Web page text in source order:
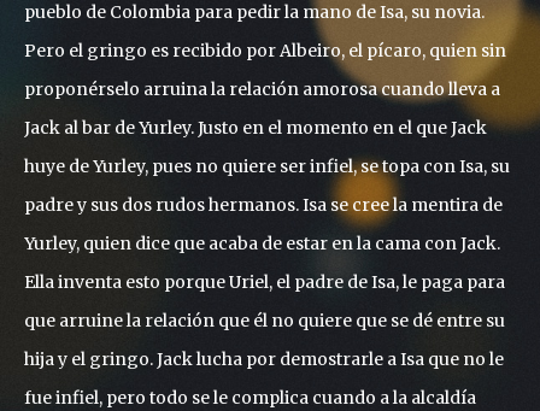
pueblo de Colombia para pedir la mano de Isa, su novia.
Pero el gringo es recibido por Albeiro, el pícaro, quien sin
proponérselo arruina la relación amorosa cuando lleva a
Jack al bar de Yurley. Justo en el momento en el que Jack
huye de Yurley, pues no quiere ser infiel, se topa con Isa, su
padre y sus dos rudos hermanos. Isa se cree la mentira de
Yurley, quien dice que acaba de estar en la cama con Jack.
Ella inventa esto porque Uriel, el padre de Isa, le paga para
que arruine la relación que él no quiere que se dé entre su
hija y el gringo. Jack lucha por demostrarle a Isa que no le
fue infiel, pero todo se le complica cuando a la alcaldía